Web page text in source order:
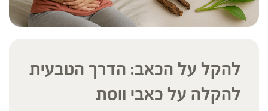
להקל על הכאב: הדרך הטבעית
להקלה על כאבי ווסת